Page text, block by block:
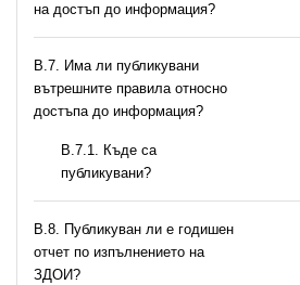
на достъп до информация?
В.7. Има ли публикувани
вътрешните правила относно
достъпа до информация?
В.7.1. Къде са
публикувани?
В.8. Публикуван ли е годишен
отчет по изпълнението на
ЗДОИ?